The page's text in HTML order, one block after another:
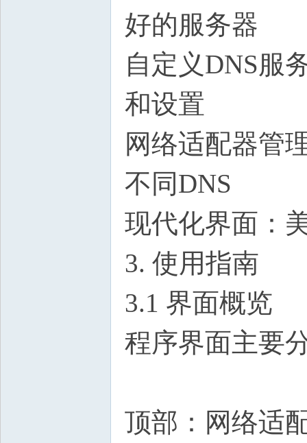
好的服务器
自定义DNS服
和设置
网络适配器管
不同DNS
现代化界面：
3. 使用指南
3.1 界面概览
程序界面主要
顶部：网络适